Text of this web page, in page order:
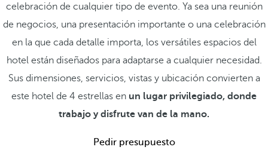
celebración de cualquier tipo de evento. Ya sea una reunión
de negocios, una presentación importante o una celebración
en la que cada detalle importa, los versátiles espacios del
hotel están diseñados para adaptarse a cualquier necesidad.
Sus dimensiones, servicios, vistas y ubicación convierten a
este hotel de 4 estrellas en un lugar privilegiado, donde
trabajo y disfrute van de la mano.
Pedir presupuesto